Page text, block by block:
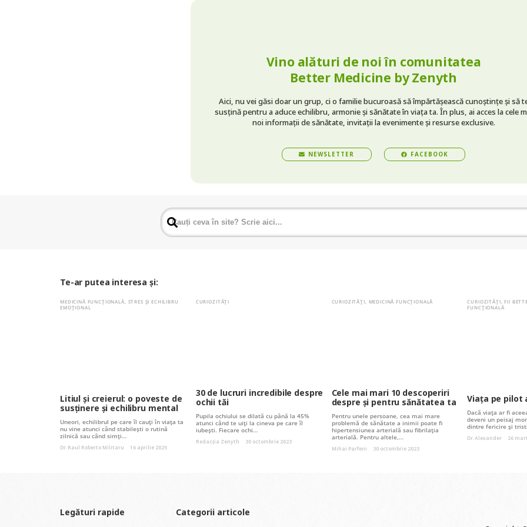
Vino alături de noi în comunitatea
Better Medicine by Zenyth
Aici, nu vei găsi doar un grup, ci o familie bucuroasă să împărtășească cunoștințe și să
susțină pentru a aduce echilibru, armonie și sănătate în viața ta. În plus, ai acces la cele
noi informații de sănătate, invitații la evenimente și resurse exclusive.
NEWSLETTER FACEBOOK
Te-ar putea interesa și:
MEDICINĂ FUNCȚIONALĂ
STRES ȘI ECHILIBRU
EMOȚIONAL
Litiul și creierul: o poveste de
susținere și echilibru mental
Uneori, echilibrul pe care îl cauți în viața ta
nu vine atunci când stabilești o rutină
zilnică sau când simți…
Dr. Raul Roberto Militaru 16 aprilie 2025
CURIOZITĂȚI
30 de lucruri incredibile despre
ochii tăi
Pupila ochiului se dilată cu până la 45%
atunci când te uiți la cineva pe care îl
iubești. Fiecare ochi…
Redacția Zenyth 30 octombrie 2023
CURIOZITĂȚI MEDICINĂ FUNCȚIONALĂ
Cele mai mari 10 descoperiri
despre și pentru sănătatea ta
Pentru unele persoane, cea mai mare
problemă de sănătate a inimii poate fi
hipertensiunea arterială sau fibrilația
arterială. Pentru altele,…
Mihai Parfeni 30 octombrie 2023
CURIOZITĂȚI
FII
FUNCȚIONALĂ
Viața pe pilot
Dacă viața ar fi
deveni un peisaj
dintre fericire și
Dr. Alexander 26
Legături rapide Categorii articole